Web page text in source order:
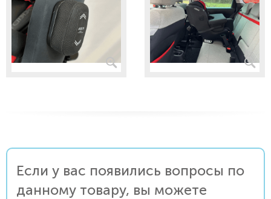
Если у вас появились вопросы по
данному товару, вы можете